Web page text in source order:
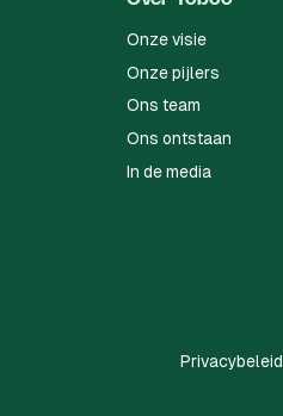
Onze visie
Onze pijlers
Ons team
Ons ontstaan
In de media
Privacybeleid